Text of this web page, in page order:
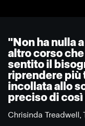
"Non ha nulla
altro corso
sentito il
riprendere più
incollata allo
preciso di
Chrisinda Treadwell,